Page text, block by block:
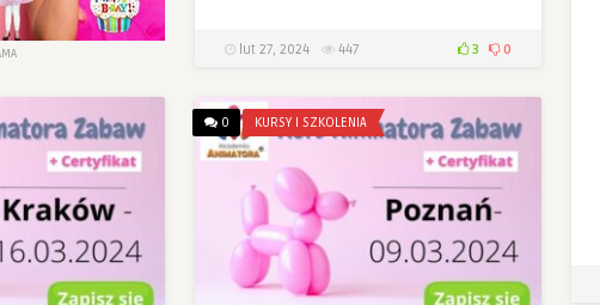
lut 27, 2024 447 3 0
0 KURSY I SZKOLENIA